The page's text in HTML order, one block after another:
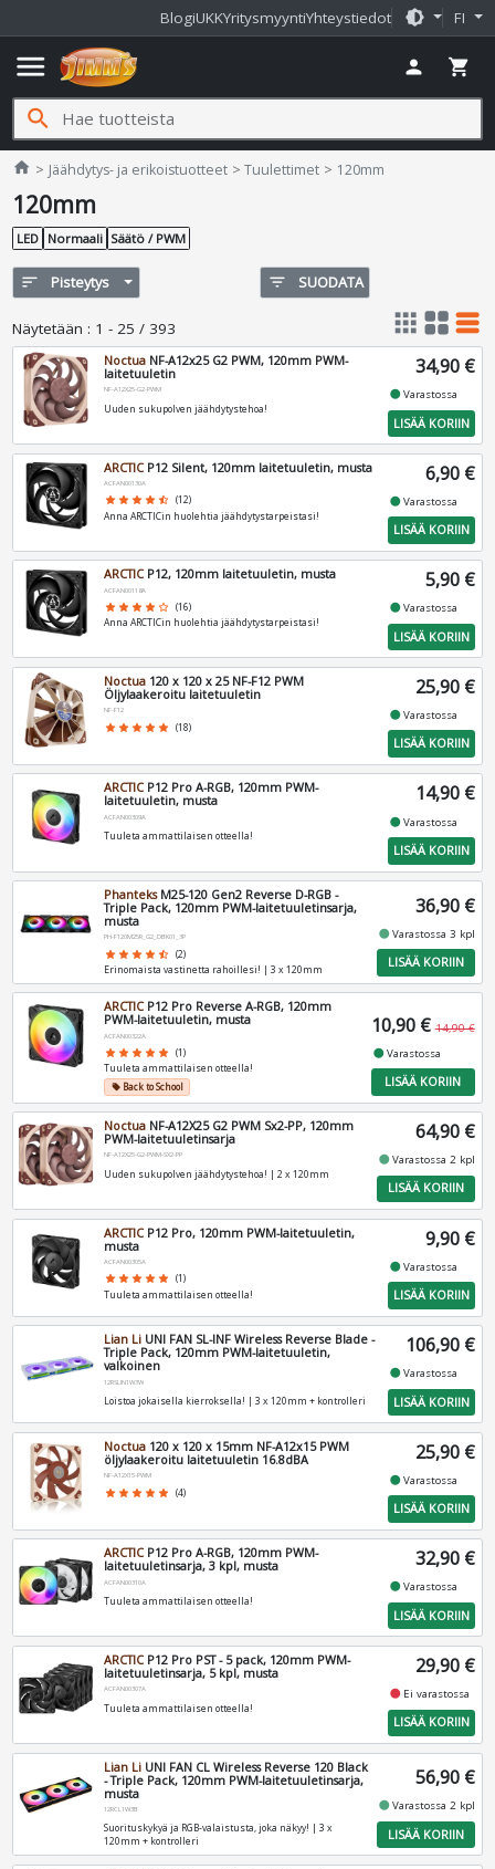
BlogiUKKYritysmyyntiYhteystiedot brightness_medium FI
menu person shopping_cart
search
home Jimms.fi
Jäähdytys- ja erikoistuotteet Tuulettimet 120mm
120mm
LED Normaali Säätö / PWM
sort Pisteytys filter_list SUODATA
Näytetään : 1 - 25 / 393 apps grid_view table_rows
Noctua NF-A12x25 G2 PWM, 120mm PWM-
laitetuuletin
NF-A12X25-G2-PWM
Uuden sukupolven jäähdytystehoa!
34,90 €
fiber_manual_recordVarastossa
LISÄÄ KORIIN
ARCTICP12 Silent, 120mm laitetuuletin, musta
ACFAN00130A
star star star star star_half (12)
Anna ARCTICin huolehtia jäähdytystarpeistasi!
6,90 €
fiber_manual_recordVarastossa
LISÄÄ KORIIN
ARCTICP12, 120mm laitetuuletin, musta
ACFAN00118A
star star star star star_border (16)
Anna ARCTICin huolehtia jäähdytystarpeistasi!
5,90 €
fiber_manual_recordVarastossa
LISÄÄ KORIIN
Noctua 120 x 120 x 25 NF-F12 PWM
Öljylaakeroitu laitetuuletin
NF-F12
star star star star star (18)
25,90 €
fiber_manual_recordVarastossa
LISÄÄ KORIIN
ARCTICP12 Pro A-RGB, 120mm PWM-
laitetuuletin, musta
ACFAN00309A
Tuuleta ammattilaisen otteella!
14,90 €
fiber_manual_recordVarastossa
LISÄÄ KORIIN
PhanteksM25-120 Gen2 Reverse D-RGB -
Triple Pack, 120mm PWM-laitetuuletinsarja,
musta
PH-F120M25R_G2_DBK01_3P
star star star star star_half (2)
Erinomaista vastinetta rahoillesi! | 3 x 120mm
36,90 €
fiber_manual_recordVarastossa 3 kpl
LISÄÄ KORIIN
ARCTICP12 Pro Reverse A-RGB, 120mm
PWM-laitetuuletin, musta
ACFAN00322A
star star star star star (1)
Tuuleta ammattilaisen otteella!
local_offerBack to School
10,90 € 14,90 €
fiber_manual_recordVarastossa
LISÄÄ KORIIN
Noctua NF-A12X25 G2 PWM Sx2-PP, 120mm
PWM-laitetuuletinsarja
NF-A12X25-G2-PWM-SX2-PP
Uuden sukupolven jäähdytystehoa! | 2 x 120mm
64,90 €
fiber_manual_recordVarastossa 2 kpl
LISÄÄ KORIIN
ARCTICP12 Pro, 120mm PWM-laitetuuletin,
musta
ACFAN00305A
star star star star star (1)
Tuuleta ammattilaisen otteella!
9,90 €
fiber_manual_recordVarastossa
LISÄÄ KORIIN
Lian Li UNI FAN SL-INF Wireless Reverse Blade -
Triple Pack, 120mm PWM-laitetuuletin,
valkoinen
12RSLIN1W3W
Loistoa jokaisella kierroksella! | 3 x 120mm + kontrolleri
106,90 €
fiber_manual_recordVarastossa
LISÄÄ KORIIN
Noctua 120 x 120 x 15mm NF-A12x15 PWM
öljylaakeroitu laitetuuletin 16.8dBA
NF-A12X15-PWM
star star star star star (4)
25,90 €
fiber_manual_recordVarastossa
LISÄÄ KORIIN
ARCTICP12 Pro A-RGB, 120mm PWM-
laitetuuletinsarja, 3 kpl, musta
ACFAN00310A
Tuuleta ammattilaisen otteella!
32,90 €
fiber_manual_recordVarastossa
LISÄÄ KORIIN
ARCTICP12 Pro PST - 5 pack, 120mm PWM-
laitetuuletinsarja, 5 kpl, musta
ACFAN00307A
Tuuleta ammattilaisen otteella!
29,90 €
fiber_manual_record Ei varastossa
LISÄÄ KORIIN
Lian Li UNI FAN CL Wireless Reverse 120 Black
- Triple Pack, 120mm PWM-laitetuuletinsarja,
musta
12RCL1W3B
Suorituskykyä ja RGB-valaistusta, joka näkyy! | 3 x
120mm + kontrolleri
56,90 €
fiber_manual_recordVarastossa 2 kpl
LISÄÄ KORIIN